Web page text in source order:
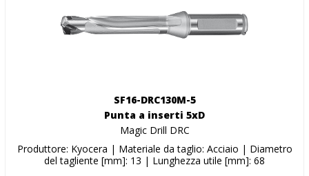
SF16-DRC130M-5
Punta a inserti 5xD
Magic Drill DRC
Produttore: Kyocera | Materiale da taglio: Acciaio | Diametro
del tagliente [mm]: 13 | Lunghezza utile [mm]: 68